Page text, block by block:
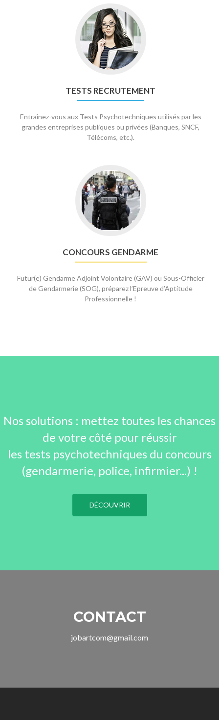
Aller
à
Tests
Recrutement
TESTS RECRUTEMENT
Entraînez-vous aux Tests Psychotechniques utilisés par les
grandes entreprises publiques ou privées (Banques, SNCF,
Télécoms, etc.).
Aller
à
Concours
Gendarme
CONCOURS GENDARME
Futur(e) Gendarme Adjoint Volontaire (GAV) ou Sous-Officier
de Gendarmerie (SOG), préparez l’Epreuve d’Aptitude
Professionnelle !
Nos solutions : mettez toutes les chances
de votre côté pour réussir
les tests psychotechniques du concours
(gendarmerie, police, infirmier...) !
DÉCOUVRIR
CONTACT
jobartcom@gmail.com